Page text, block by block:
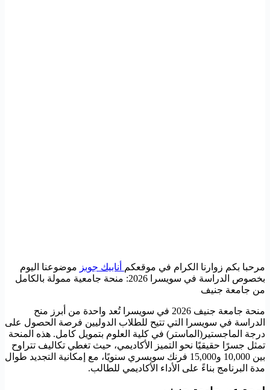
مرحبا بكم زوارنا الكرام في موقعكم أنابيك جوبز موضوعنا اليوم
بخصوص الدراسة في سويسرا 2026: منحة جامعية ممولة بالكامل
من جامعة جنيف
منحة جامعة جنيف 2026 في سويسرا تُعد واحدة من أبرز منح
الدراسة في سويسرا التي تتيح للطلاب الدوليين فرصة الحصول على
درجة الماجستير(الماستر) في كلية العلوم بتمويل كامل. هذه المنحة
تمثل جسرًا حقيقيًا نحو التميز الأكاديمي، حيث تغطي تكاليف تتراوح
بين 10,000 و15,000 فرنك سويسري سنويًا، مع إمكانية التجديد طوال
مدة البرنامج بناءً على الأداء الأكاديمي للطالب.